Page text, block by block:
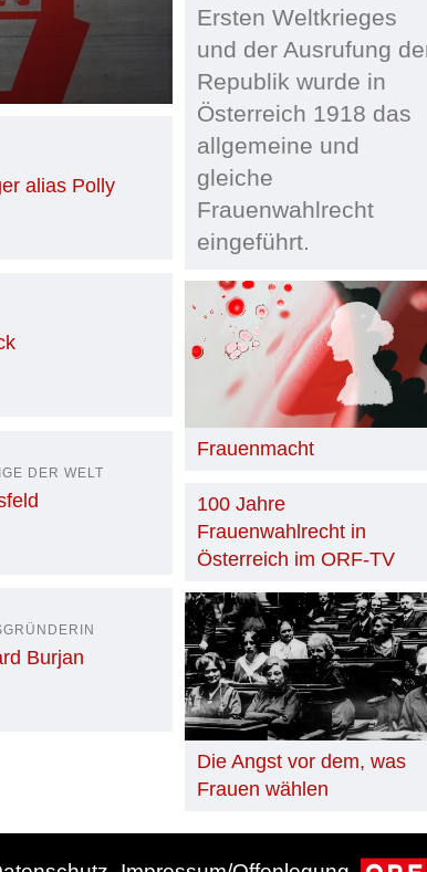
Ersten Weltkrieges
und der Ausrufung
Republik wurde in
Österreich 1918 das
allgemeine und
gleiche
Frauenwahlrecht
eingeführt.
Frauenmacht
100 Jahre
Frauenwahlrecht in
Österreich im ORF-TV
Die Angst vor dem, was
Frauen wählen
alias Polly
DER WELT
Burjan